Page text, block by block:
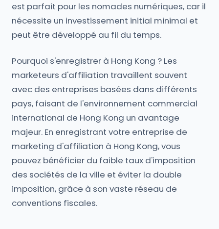
est parfait pour les nomades numériques, car il
nécessite un investissement initial minimal et
peut être développé au fil du temps.
Pourquoi s'enregistrer à Hong Kong ? Les
marketeurs d'affiliation travaillent souvent
avec des entreprises basées dans différents
pays, faisant de l'environnement commercial
international de Hong Kong un avantage
majeur. En enregistrant votre entreprise de
marketing d'affiliation à Hong Kong, vous
pouvez bénéficier du faible taux d'imposition
des sociétés de la ville et éviter la double
imposition, grâce à son vaste réseau de
conventions fiscales.